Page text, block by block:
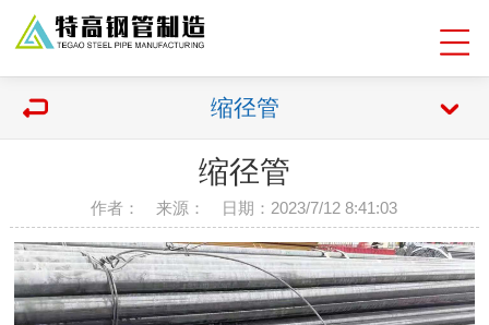
缩径管
缩径管
作者： 来源： 日期：2023/7/12 8:41:03